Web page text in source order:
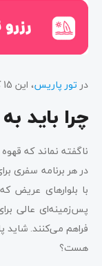
در تور پاریس، این 15 کافه را از دست ندهید!
چرا باید
ناگفته نماند که
در هر برنامه سفری
با بلوارهای عریض
پس‌زمینه‌ای عالی
فراهم می‌کنند.
هست؟